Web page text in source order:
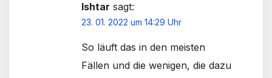
Ishtar sagt:
23. 01. 2022 um 14:29 Uhr
So läuft das in den meisten
Fällen und die wenigen, die dazu